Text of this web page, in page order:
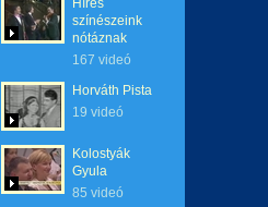
Híres
színészeink
nótáznak
167 videó
Horváth Pista
19 videó
Kolostyák
Gyula
85 videó